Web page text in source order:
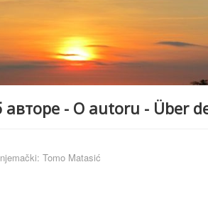
- O autoru - Über
Tomo Matasić